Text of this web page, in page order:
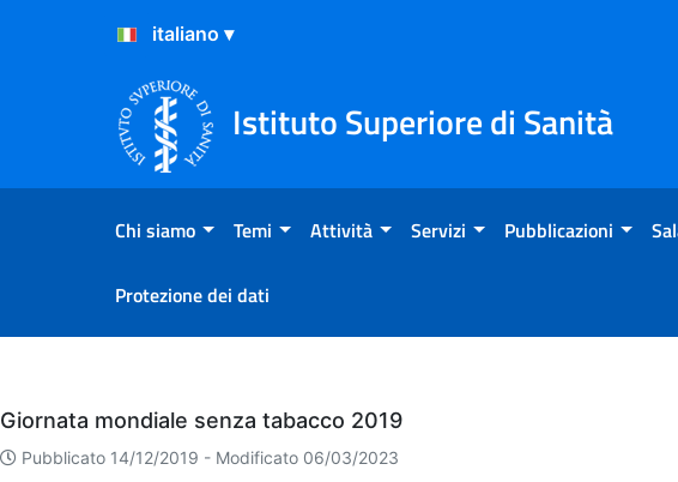
Salta al Contenuto
Salta al Footer
Istituto Superiore di Sanità
Chi siamo Temi Attività Servizi Pubblicazioni
Protezione dei dati
Eventi
Giornata mondiale senza tabacco 2019
Pubblicato 14/12/2019 - Modificato 06/03/2023